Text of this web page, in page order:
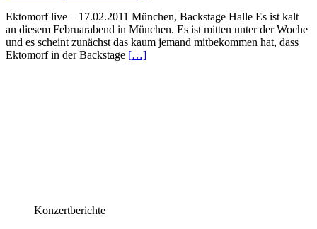
Ektomorf live – 17.02.2011 München, Backstage Halle Es ist kalt
an diesem Februarabend in München. Es ist mitten unter der Woche
und es scheint zunächst das kaum jemand mitbekommen hat, dass
Ektomorf in der Backstage […]
Konzertberichte